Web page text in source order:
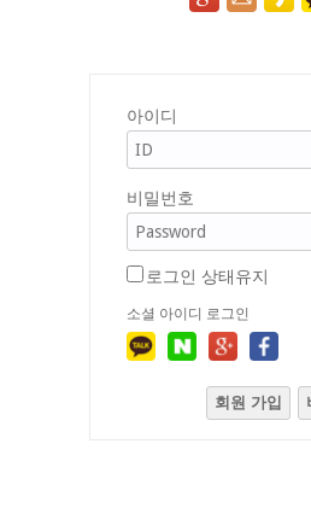
아이디
비밀번호
로그인 상태유지
소셜 아이디 로그인
회원 가입